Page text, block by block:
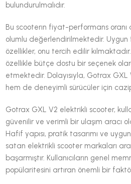
bulundurulmalıdır.
Bu scooterın fiyat-performans oranı
olumlu değerlendirilmektedir. Uygun
özellikler, onu tercih edilir
özellikle bütçe dostu bir seçenek
etmektedir. Dolayısıyla, Gotrax
hem de deneyimli sürücüler için
Gotrax GXL V2 elektrikli scooter,
güvenilir ve verimli bir ulaşım aracı
Hafif yapısı, pratik tasarımı ve
satan elektrikli scooter markaları
başarmıştır. Kullanıcıların genel
popülaritesini artıran önemli bir